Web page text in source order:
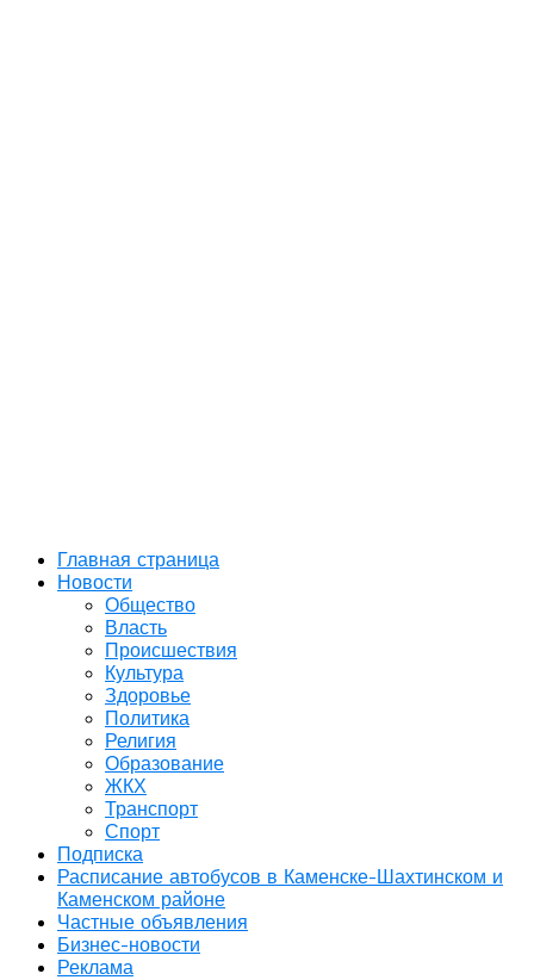
Главная страница
Новости
Общество
Власть
Происшествия
Культура
Здоровье
Политика
Религия
Образование
ЖКХ
Транспорт
Спорт
Подписка
Расписание автобусов в Каменске-Шахтинском и
Каменском районе
Частные объявления
Бизнес-новости
Реклама